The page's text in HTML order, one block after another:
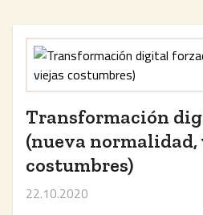
Transformación
(nueva normalidad,
costumbres)
22.10.2020